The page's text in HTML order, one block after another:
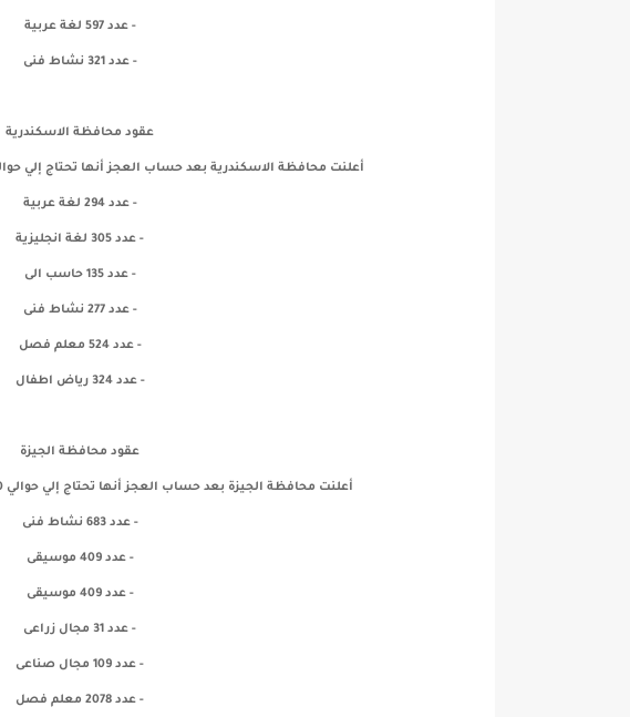
- عدد 597 لغة عربية
- عدد 321 نشاط فنى
عقود محافظة الاسكندرية
أعلنت محافظة الاسكندرية بعد حساب العجز أنها تحتاج إلي حوالي 1859 معلم في التخصصات
- عدد 294 لغة عربية
- عدد 305 لغة انجليزية
- عدد 135 حاسب الى
- عدد 277 نشاط فنى
- عدد 524 معلم فصل
- عدد 324 رياض اطفال
عقود محافظة الجيزة
أعلنت محافظة الجيزة بعد حساب العجز أنها تحتاج إلي حوالي 6960 معلم في التخصصات التالية:
- عدد 683 نشاط فنى
- عدد 409 موسيقى
- عدد 409 موسيقى
- عدد 31 مجال زراعى
- عدد 109 مجال صناعى
- عدد 2078 معلم فصل